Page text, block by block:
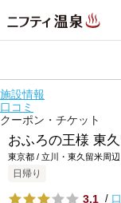
施設情報
口コミ
クーポン・チケット
おふろの王様 東
東京都 / 立川・東久留米周辺
日帰り
3.1 /